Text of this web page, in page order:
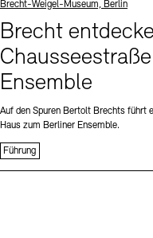
Standort
Brecht-Weigel-Museum, Berlin
Brecht
Ensemble
Auf den Spuren Bertolt Brechts führt
Haus zum Berliner Ensemble.
Führung